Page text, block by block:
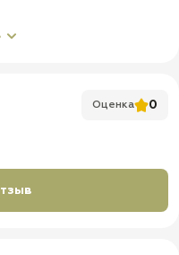
для компактного размещения
охоты, страйкбола,
карабин для
Оценка 0